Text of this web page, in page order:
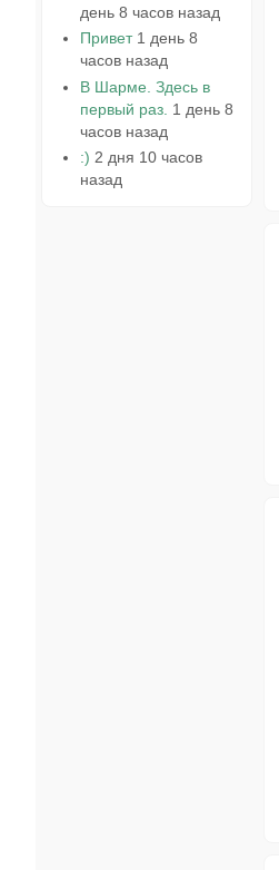
день 8 часов назад
Привет 1 день 8
часов назад
В Шарме. Здесь в
первый раз. 1 день 8
часов назад
:) 2 дня 10 часов
назад